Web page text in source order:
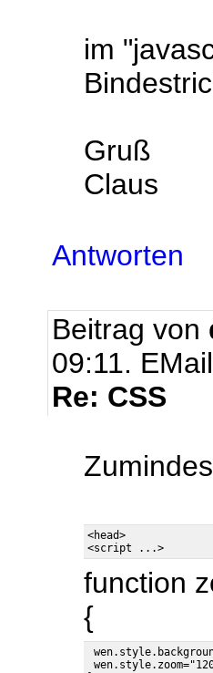
im
Gruß
Claus
Antworten
Beitrag von
09:11.
Re: CSS
<head>
function
{